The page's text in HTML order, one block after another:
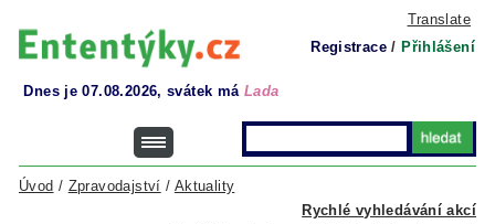
Translate
Registrace / Přihlášení
Dnes je 07.08.2026, svátek má Lada
Rychlé vyhledávání akcí
Úvod / Zpravodajství / Aktuality